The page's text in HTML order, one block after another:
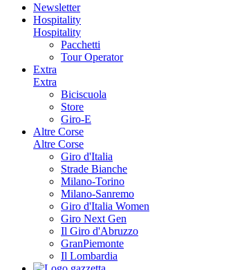
Newsletter
Hospitality
Hospitality
Pacchetti
Tour Operator
Extra
Extra
Biciscuola
Store
Giro-E
Altre Corse
Altre Corse
Giro d'Italia
Strade Bianche
Milano-Torino
Milano-Sanremo
Giro d'Italia Women
Giro Next Gen
Il Giro d'Abruzzo
GranPiemonte
Il Lombardia